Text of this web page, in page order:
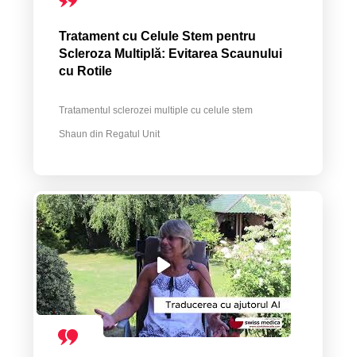
Tratament cu Celule Stem pentru
Scleroza Multiplă: Evitarea Scaunului
cu Rotile
Tratamentul sclerozei multiple cu celule stem
Shaun din Regatul Unit